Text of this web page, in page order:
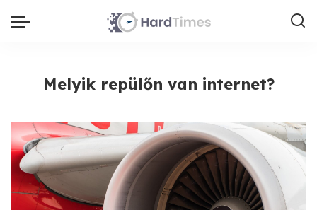
Melyik repülőn van internet?